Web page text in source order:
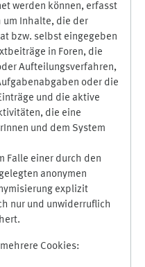
werden können, erfasst
um Inhalte, die der
bzw. selbst eingegeben
in Foren, die
Aufteilungsverfahren,
oder die
und die aktive
die eine
und dem System
Falle einer durch den
anonymen
explizit
nur und unwiderruflich
Cookies: